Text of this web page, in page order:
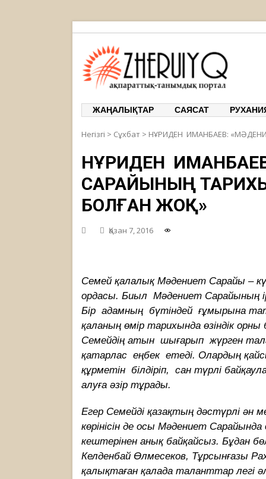
ЖАҢАЛЫҚТАР САЯСАТ
Негізгі > Сұхбат > НҰРИДЕН ИМАНБАЕВ:
НҰРИДЕН
САРАЙЫНЫҢ
БОЛҒАН ЖОҚ»
Қазан 7, 2016
Семей қалалық Мәдениет Сарайы –
ордасы. Биыл Мәдениет Сарайының
Бір адамның бүтіндей ғұмырына
қаланың өмір тарихында өзіндік
Семейдің атын шығарып жүрген
қатарлас еңбек етеді. Олардың
құрметін білдіріп, сан түрлі
алуға әзір тұрады.
Егер Семейді қазақтың дәстүрлі ән
көрінісін де осы Мәдениет
кештерінен анық байқайсыз. Бұдан
Келденбай Өлмесеков, Тұрсынғазы
қалықтаған қалада таланттар легі